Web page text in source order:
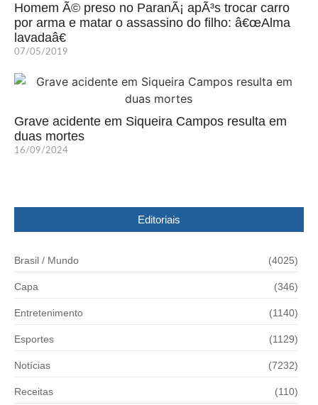
Homem Ã© preso no ParanÃ¡ apÃ³s trocar carro
por arma e matar o assassino do filho: â€œAlma
lavadaâ€
07/05/2019
Grave acidente em Siqueira Campos resulta em
duas mortes
16/09/2024
Editoriais
Brasil / Mundo (4025)
Capa (346)
Entretenimento (1140)
Esportes (1129)
Notícias (7232)
Receitas (110)